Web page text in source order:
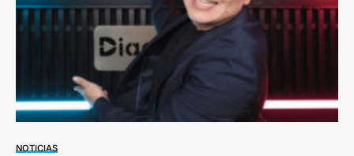
NOTICIAS